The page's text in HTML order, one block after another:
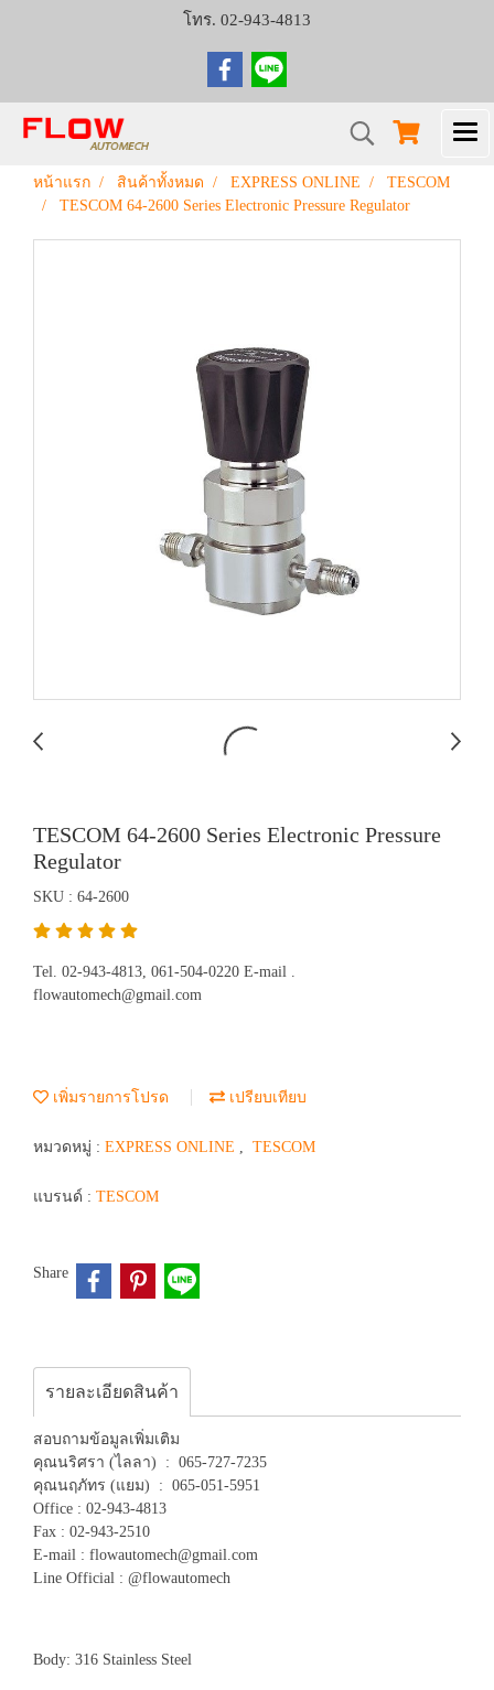
โทร. 02-943-4813
หน้าแรก สินค้าทั้งหมด EXPRESS ONLINE
TESCOM
TESCOM 64-2600 Series Electronic Pressure Regulator
TESCOM 64-2600 Series Electronic Pressure
Regulator
SKU : 64-2600
Tel. 02-943-4813, 061-504-0220 E-mail .
flowautomech@gmail.com
เพิ่มรายการโปรด เปรียบเทียบ
หมวดหมู่ : EXPRESS ONLINE , TESCOM
แบรนด์ : TESCOM
Share
รายละเอียดสินค้า
สอบถามข้อมูลเพิ่มเติม
คุณนริศรา (ไลลา) : 065-727-7235
คุณนฤภัทร (แยม) : 065-051-5951
Office : 02-943-4813
Fax : 02-943-2510
E-mail : flowautomech@gmail.com
Line Official : @flowautomech
Body: 316 Stainless Steel